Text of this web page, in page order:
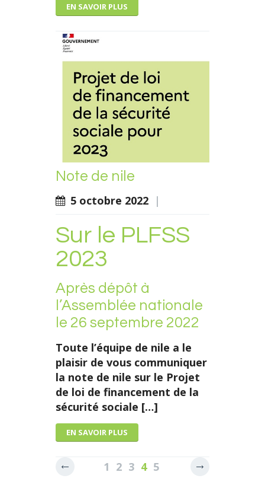
EN SAVOIR PLUS
Note de nile
5 octobre 2022 |
Sur le PLFSS
2023
Après dépôt à
l’Assemblée nationale
le 26 septembre 2022
Toute l’équipe de nile a le
plaisir de vous communiquer
la note de nile sur le Projet
de loi de financement de la
sécurité sociale […]
EN SAVOIR PLUS
1 2 3 4 5